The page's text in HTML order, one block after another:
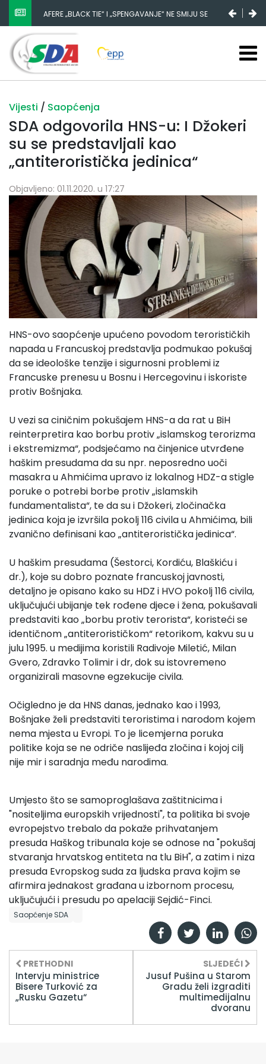
AFERE „BLACK TIE“ I „SPENGAVANJE“ NE SMIJU SE
ZATAŠKATI
Vijesti / Saopćenja
SDA odgovorila HNS-u: I Džokeri
su se predstavljali kao
„antiteroristička jedinica“
Objavljeno: 01.11.2020. u 17:27
HNS-ovo saopćenje upućeno povodom terorističkih
napada u Francuskoj predstavlja podmukao pokušaj
da se ideološke tenzije i sigurnosni problemi iz
Francuske prenesu u Bosnu i Hercegovinu i iskoriste
protiv Bošnjaka.
U vezi sa ciničnim pokušajem HNS-a da rat u BiH
reinterpretira kao borbu protiv „islamskog terorizma
i ekstremizma“, podsjećamo na činjenice utvrđene
haškim presudama da su npr. neposredno uoči
masakra u Ahmićima upravo iz lokalnog HDZ-a stigle
poruke o potrebi borbe protiv „islamskih
fundamentalista“, te da su i Džokeri, zločinačka
jedinica koja je izvršila pokolj 116 civila u Ahmićima, bili
zvanično definisani kao „antiteroristička jedinica“.
U haškim presudama (Šestorci, Kordiću, Blaškiću i
dr.), koje su dobro poznate francuskoj javnosti,
detaljno je opisano kako su HDZ i HVO pokolj 116 civila,
uključujući ubijanje tek rođene djece i žena, pokušavali
predstaviti kao „borbu protiv terorista“, koristeći se
identičnom „antiterorističkom“ retorikom, kakvu su u
julu 1995. u medijima koristili Radivoje Miletić, Milan
Gvero, Zdravko Tolimir i dr, dok su istovremeno
organizirali masovne egzekucije civila.
Očigledno je da HNS danas, jednako kao i 1993,
Bošnjake želi predstaviti teroristima i narodom kojem
nema mjesta u Evropi. To je licemjerna poruka
politike koja se ne odriče naslijeđa zločina i kojoj cilj
nije mir i saradnja među narodima.
Umjesto što se samoproglašava zaštitnicima i
"nositeljima europskih vrijednosti", ta politika bi svoje
evropejstvo trebalo da pokaže prihvatanjem
presuda Haškog tribunala koje se odnose na "pokušaj
stvaranja hrvatskog entiteta na tlu BiH", a zatim i niza
presuda Evropskog suda za ljudska prava kojim se
afirmira jednakost građana u izbornom procesu,
uključujući i presudu po apelaciji Sejdić-Finci.
Saopćenje SDA
PRETHODNI
Intervju ministrice
Bisere Turković za
„Rusku Gazetu“
SLJEDEĆI
Jusuf Pušina u Starom
Gradu želi izgraditi
multimedijalnu
dvoranu